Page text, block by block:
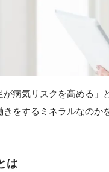
が病気リスクを高める
をするミネラルなのか
は